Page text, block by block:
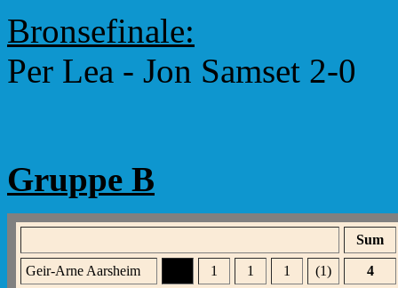
Bronsefinale:
Per Lea - Jon Samset 2-0
Gruppe B
Sum
Geir-Arne Aarsheim 1 1 1 (1) 4